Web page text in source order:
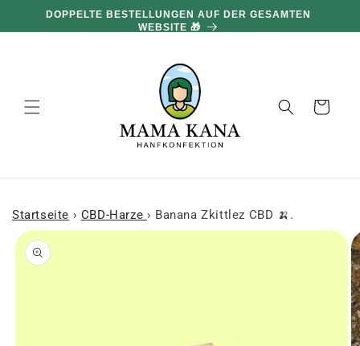
und zumDOPPELTE BESTELLUNGEN AUF DER GESAMTEN
WEBSITE 🎁
Warenkorb
Startseite › CBD-Harze › Banana Zkittlez CBD 🍌.